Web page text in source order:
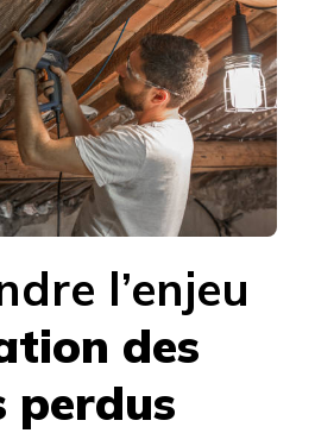
POUR
LES
PERDUS
l’enjeu
des
perdus